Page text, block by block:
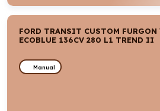
FORD TRANSIT CUSTOM FURGON
ECOBLUE 136CV 280 L1 TREND II
Manual